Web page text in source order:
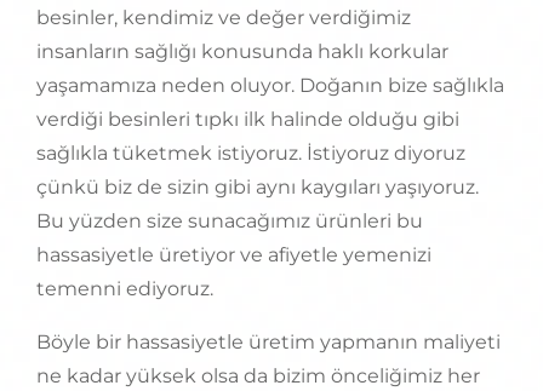
besinler, kendimiz ve değer verdiğimiz
insanların sağlığı konusunda haklı korkular
yaşamamıza neden oluyor. Doğanın bize sağlıkla
verdiği besinleri tıpkı ilk halinde olduğu gibi
sağlıkla tüketmek istiyoruz. İstiyoruz diyoruz
çünkü biz de sizin gibi aynı kaygıları yaşıyoruz.
Bu yüzden size sunacağımız ürünleri bu
hassasiyetle üretiyor ve afiyetle yemenizi
temenni ediyoruz.
Böyle bir hassasiyetle üretim yapmanın maliyeti
ne kadar yüksek olsa da bizim önceliğimiz her